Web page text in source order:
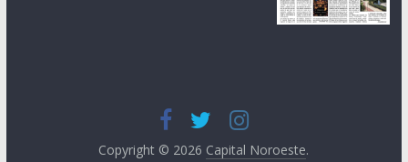
Copyright © 2026 Capital Noroeste.